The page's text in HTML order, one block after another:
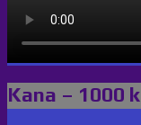
Kana – 1000